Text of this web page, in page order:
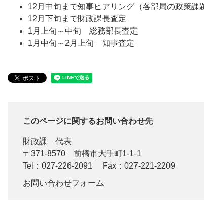
12月中旬まで知事ヒアリング（各部局の政策課
12月下旬まで財政課長査定
1月上旬～中旬 総務部長査定
1月中旬～2月上旬 知事査定
このページに関するお問い合わせ先
財政課
代表
〒371-8570
前橋市大手町1-1-1
Tel：027-226-2091
Fax：027-221-2209
お問い合わせフォーム